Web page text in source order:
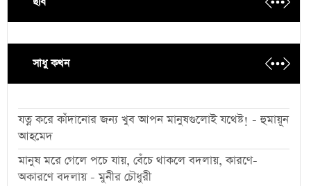
সাধু কথন
যত্ন করে কাঁদানোর জন্য খুব আপন মানুষগুলোই যথেষ্ট! - হুমায়ূন
আহমেদ
মানুষ মরে গেলে পচে যায়, বেঁচে থাকলে বদলায়, কারণে-
অকারণে বদলায় - মুনীর চৌধুরী